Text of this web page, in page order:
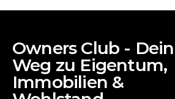
Owners Club - Dein
Weg zu Eigentum,
Immobilien &